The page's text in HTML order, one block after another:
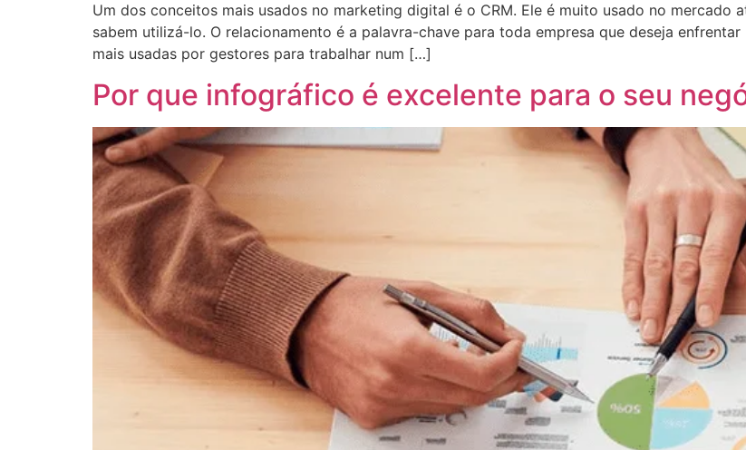
Um dos conceitos mais usados no marketing digital é o CRM. Ele é muito usado no mercado
sabem utilizá-lo. O relacionamento é a palavra-chave para toda empresa que deseja
mais usadas por gestores para trabalhar num […]
Por que infográfico é excelente para o seu